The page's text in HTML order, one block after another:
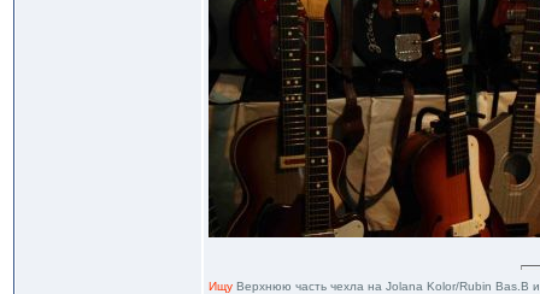
Ищу Верхнюю часть чехла на Jolana Kolor/Rubin Bas.В